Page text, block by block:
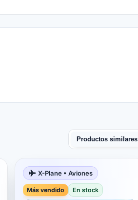
Productos similares
vendido
X-Plane • Aviones
Más vendido En stock